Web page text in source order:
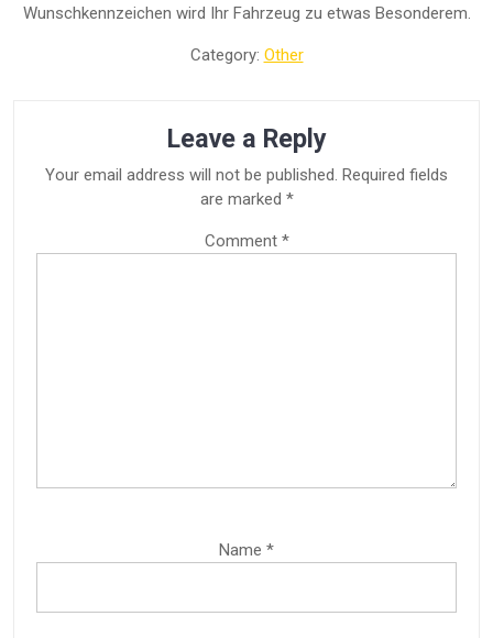
Wunschkennzeichen wird Ihr Fahrzeug zu etwas Besonderem.
Category: Other
Leave a Reply
Your email address will not be published. Required fields
are marked *
Comment *
Name *